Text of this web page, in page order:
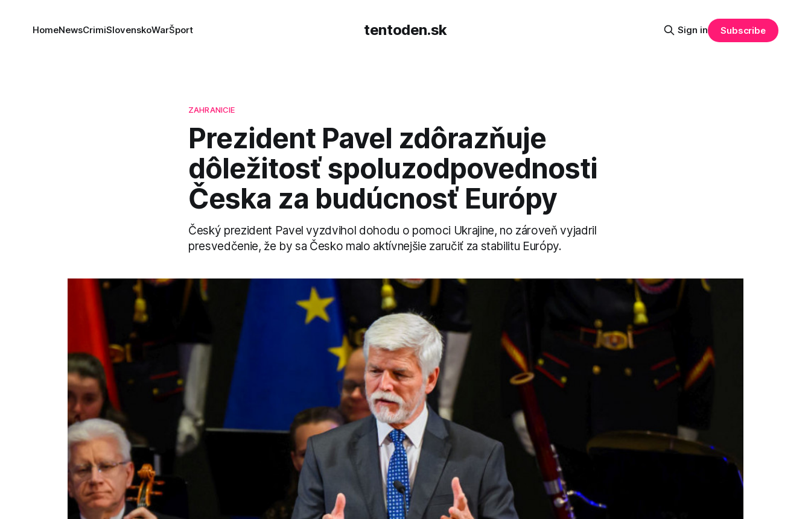
tentoden.sk
HomeNewsCrimiSlovenskoWarŠport Sign in Subscribe
ZAHRANICIE
Prezident Pavel zdôrazňuje
dôležitosť spoluzodpovednosti
Česka za budúcnosť Európy
Český prezident Pavel vyzdvihol dohodu o pomoci Ukrajine, no zároveň vyjadril
presvedčenie, že by sa Česko malo aktívnejšie zaručiť za stabilitu Európy.